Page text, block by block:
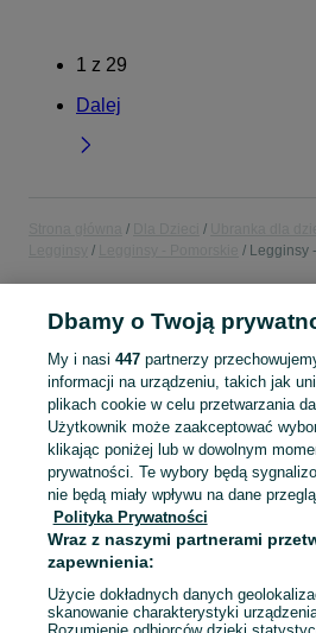
1 z 29
Dalej
Legginsy
POLSKA » POMORSKIE » GDYNIA
KATEGORIA
garnitur dla dziewczynki,spodnie dzwony
Mapa kategorii
Mapa miejscowości
Mapa ministron
Popularne wyszukiwania
Dbamy o Twoją
My i nasi 447partnerzy
informacji na urządzeniu, takich jak
plikach cookie w celu przetwarzania
Użytkownik może zaakceptować
klikając poniżej lub w dowolnym
prywatności. Te wybory będą
nie będą miały wpływu na dane
Polityka Prywatności
Wraz z naszymi partnerami
zapewnienia:
Użycie dokładnych danych
skanowanie charakterystyki